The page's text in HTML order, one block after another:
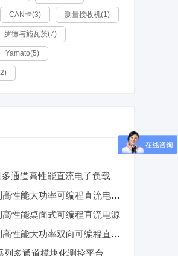
CAN卡(3) 测量接收机(1)
罗德与施瓦茨(7)
Yamato(5)
多通道高性能直流电子负载
性能大功率可编程直流电子负载
高性能桌面式可编程直流电源
性能大功率双向可编程直流电源
列多通道模块化测控平台